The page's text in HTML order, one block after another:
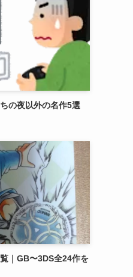
の夜以外の名作5選
｜GB〜3DS全24作を